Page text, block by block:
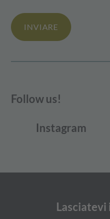
INVIARE
Follow us!
Instagram